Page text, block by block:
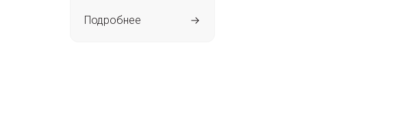
Подробнее